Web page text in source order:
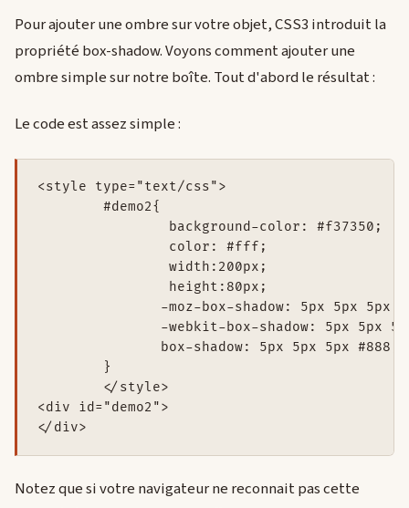
Pour ajouter une ombre sur votre objet, CSS3 introduit la
propriété box-shadow. Voyons comment ajouter une
ombre simple sur notre boîte. Tout d'abord le résultat :
Le code est assez simple :
<style type="text/css">
	#demo2{
		width:200px;
-moz-box-shadow: 5px 5px 5px
-webkit-box-shadow: 5px 5px
               box-shadow: 5px 5px 5px #888;
<div id="demo2">
Notez que si votre navigateur ne reconnait pas cette